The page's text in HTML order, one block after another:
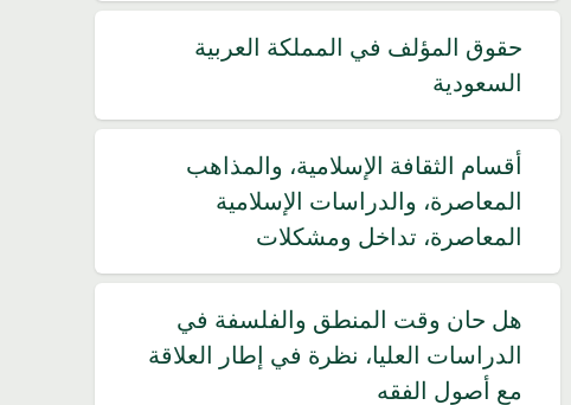
حقوق المؤلف في المملكة العربية
السعودية
أقسام الثقافة الإسلامية، والمذاهب
المعاصرة، والدراسات الإسلامية
المعاصرة، تداخل ومشكلات
هل حان وقت المنطق والفلسفة في
الدراسات العليا، نظرة في إطار العلاقة
مع أصول الفقه